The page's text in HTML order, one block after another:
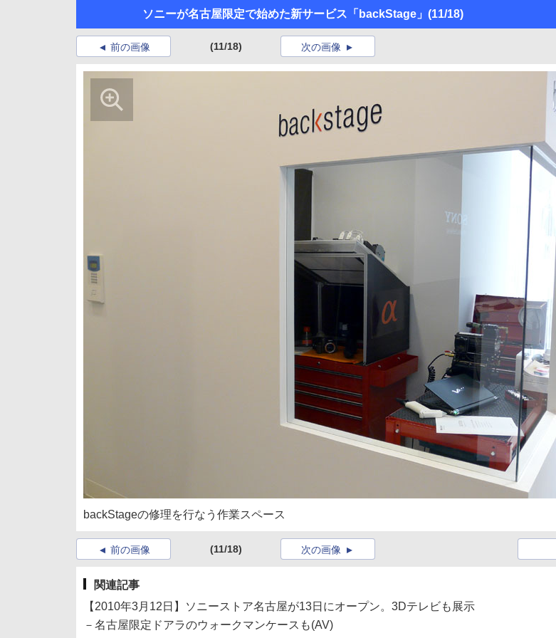
ソニーが名古屋限定で始めた新サービス「backStage」 (11/18)
前の画像 (11/18) 次の画像
backStageの修理を行なう作業スペース
前の画像 (11/18) 次の画像
関連記事
【2010年3月12日】ソニーストア名古屋が13日にオープン。3Dテレビも展示
－名古屋限定ドアラのウォークマンケースも(AV)